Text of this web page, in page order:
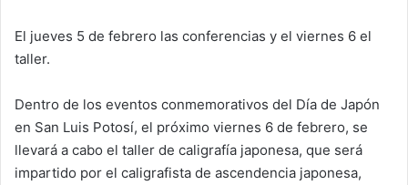
El jueves 5 de febrero las conferencias y el viernes 6 el
taller.
Dentro de los eventos conmemorativos del Día de Japón
en San Luis Potosí, el próximo viernes 6 de febrero, se
llevará a cabo el taller de caligrafía japonesa, que será
impartido por el caligrafista de ascendencia japonesa,